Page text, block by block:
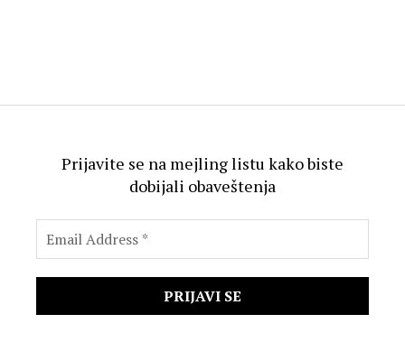
Prijavite se na mejling listu kako biste
dobijali obaveštenja